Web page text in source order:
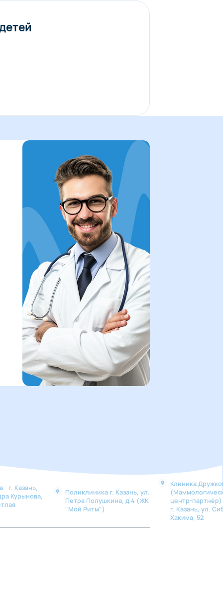
г. Казань,
Курынова,
Поликлиника г. Казань, ул.
Петра Полушкина, д.4 (ЖК
"Мой Ритм")
Клиника
центр-
г. Казань, ул.
Хакима, 52